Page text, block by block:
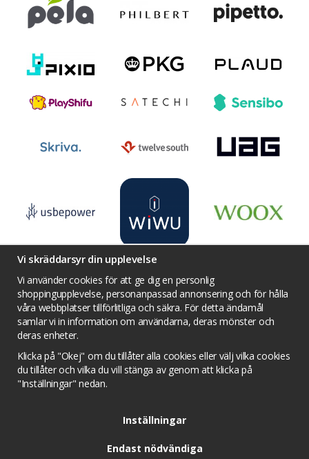
Villkor Kontakta oss
Facebook
Twitter
YouTube
Prisjakt
Integritets sekretesspolicy
Tävlingsvillkor
Om cookies
Cookie inställningar
Vi skräddarsyr din upplevelse
Vi använder cookies för att ge dig en personlig
shoppingupplevelse, personanpassad annonsering och för hålla
våra webbplatser tillförlitliga och säkra. För detta ändamål
samlar vi in information om användarna, deras mönster och
deras enheter.
Klicka på "Okej" om du tillåter alla cookies eller välj vilka cookies
du tillåter och vilka du vill stänga av genom att klicka på
"Inställningar" nedan.
Inställningar
Endast nödvändiga